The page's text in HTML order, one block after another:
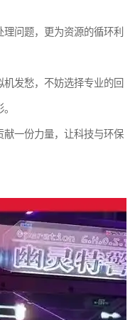
问题，更为资源的循环利
发愁，不妨选择专业的回
一份力量，让科技与环保